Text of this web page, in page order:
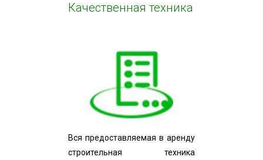
Качественная техника
Вся предоставляемая в аренду
строительная техника